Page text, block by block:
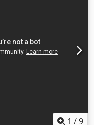
automatsko
trake
1 /9